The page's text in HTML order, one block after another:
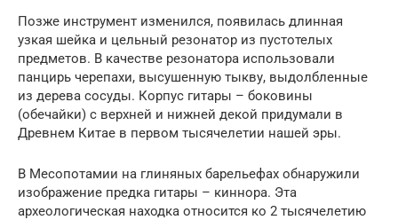
Позже инструмент изменился, появилась длинная
узкая шейка и цельный резонатор из пустотелых
предметов. В качестве резонатора использовали
панцирь черепахи, высушенную тыкву, выдолбленные
из дерева сосуды. Корпус гитары – боковины
(обечайки) с верхней и нижней декой придумали в
Древнем Китае в первом тысячелетии нашей эры.
В Месопотамии на глиняных барельефах обнаружили
изображение предка гитары – киннора. Эта
археологическая находка относится ко 2 тысячелетию